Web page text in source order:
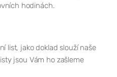
hodinách.
list, jako doklad slouží naše
jsou Vám ho zašleme